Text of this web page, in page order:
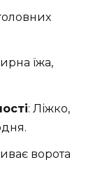
їжа,
: Ліжко,
ворота